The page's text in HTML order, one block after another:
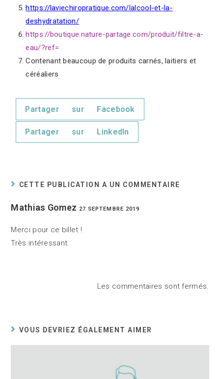
https://laviechiropratique.com/lalcool-et-la-
deshydratation/
https://boutique.nature-partage.com/produit/filtre-a-
eau/?ref=
Contenant beaucoup de produits carnés, laitiers et
céréaliers
Partager sur Facebook
Partager sur LinkedIn
CETTE PUBLICATION A UN COMMENTAIRE
Mathias Gomez 27 SEPTEMBRE 2019
Merci pour ce billet !
Très intéressant.
Les commentaires sont fermés.
VOUS DEVRIEZ ÉGALEMENT AIMER